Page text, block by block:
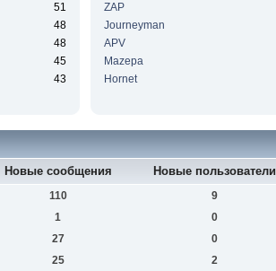
51
48
48
45
43
ZAP
Journeyman
APV
Mazepa
Hornet
Новые сообщения Новые пользователи
110 9
1 0
27 0
25 2